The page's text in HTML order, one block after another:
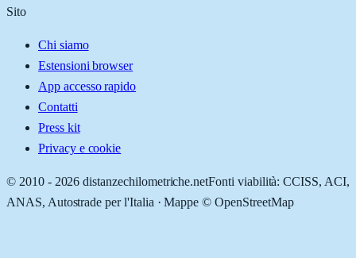
Sito
Chi siamo
Estensioni browser
App accesso rapido
Contatti
Press kit
Privacy e cookie
© 2010 - 2026 distanzechilometriche.netFonti viabilità: CCISS, ACI,
ANAS, Autostrade per l'Italia · Mappe © OpenStreetMap